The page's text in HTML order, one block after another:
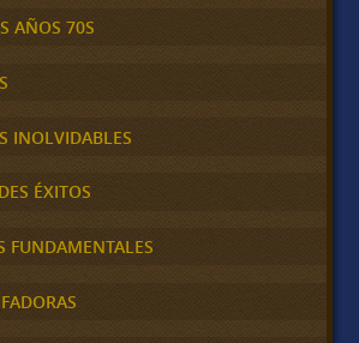
AÑOS 70S
INOLVIDABLES
ÉXITOS
FUNDAMENTALES